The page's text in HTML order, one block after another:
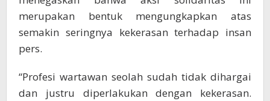
merupakan bentuk mengungkapkan atas
semakin seringnya kekerasan terhadap insan
pers.
“Profesi wartawan seolah sudah tidak dihargai
dan justru diperlakukan dengan kekerasan.